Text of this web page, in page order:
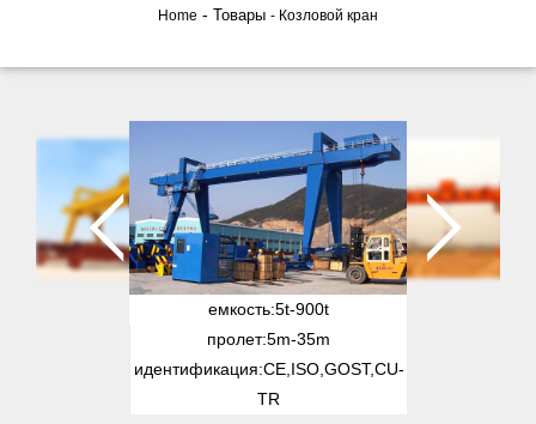
Home - Товары Козловой кран
емкость:5t-900t
пролет:5m-35m
идентификация:CE,ISO,GOST,CU-
TR